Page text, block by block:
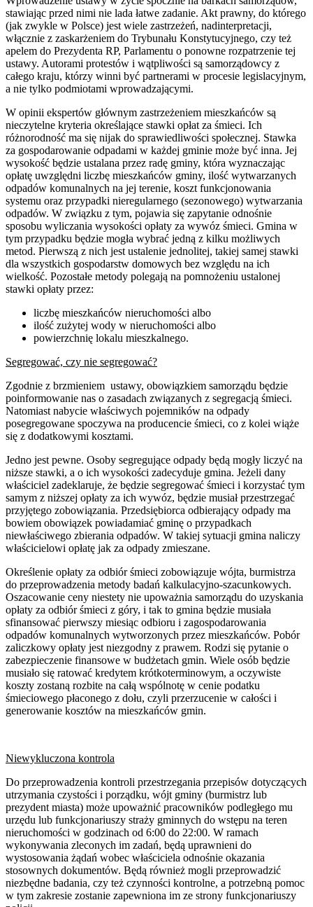
stawiając przed nimi nie lada łatwe zadanie. Akt prawny, do którego
(jak zwykle w Polsce) jest wiele zastrzeżeń, nadinterpretacji,
włącznie z zaskarżeniem do Trybunału Konstytucyjnego, czy też
apelem do Prezydenta RP, Parlamentu o ponowne rozpatrzenie tej
ustawy. Autorami protestów i wątpliwości są samorządowcy z
całego kraju, którzy winni być partnerami w procesie legislacyjnym,
a nie tylko podmiotami wprowadzającymi.
W opinii ekspertów głównym zastrzeżeniem mieszkańców są
nieczytelne kryteria określające stawki opłat za śmieci. Ich
różnorodność ma się nijak do sprawiedliwości społecznej. Stawka
za gospodarowanie odpadami w każdej gminie może być inna. Jej
wysokość będzie ustalana przez radę gminy, która wyznaczając
opłatę uwzględni liczbę mieszkańców gminy, ilość wytwarzanych
odpadów komunalnych na jej terenie, koszt funkcjonowania
systemu oraz przypadki nieregularnego (sezonowego) wytwarzania
odpadów. W związku z tym, pojawia się zapytanie odnośnie
sposobu wyliczania wysokości opłaty za wywóz śmieci. Gmina w
tym przypadku będzie mogła wybrać jedną z kilku możliwych
metod. Pierwszą z nich jest ustalenie jednolitej, takiej samej stawki
dla wszystkich gospodarstw domowych bez względu na ich
wielkość. Pozostałe metody polegają na pomnożeniu ustalonej
stawki opłaty przez:
liczbę mieszkańców nieruchomości albo
ilość zużytej wody w nieruchomości albo
powierzchnię lokalu mieszkalnego.
Segregować, czy nie segregować?
Zgodnie z brzmieniem ustawy, obowiązkiem samorządu będzie
poinformowanie nas o zasadach związanych z segregacją śmieci.
Natomiast nabycie właściwych pojemników na odpady
posegregowane spoczywa na producencie śmieci, co z kolei wiąże
się z dodatkowymi kosztami.
Jedno jest pewne. Osoby segregujące odpady będą mogły liczyć na
niższe stawki, a o ich wysokości zadecyduje gmina. Jeżeli dany
właściciel zadeklaruje, że będzie segregować śmieci i korzystać tym
samym z niższej opłaty za ich wywóz, będzie musiał przestrzegać
przyjętego zobowiązania. Przedsiębiorca odbierający odpady ma
bowiem obowiązek powiadamiać gminę o przypadkach
niewłaściwego zbierania odpadów. W takiej sytuacji gmina naliczy
właścicielowi opłatę jak za odpady zmieszane.
Określenie opłaty za odbiór śmieci zobowiązuje wójta, burmistrza
do przeprowadzenia metody badań kalkulacyjno-szacunkowych.
Oszacowanie ceny niestety nie upoważnia samorządu do uzyskania
opłaty za odbiór śmieci z góry, i tak to gmina będzie musiała
sfinansować pierwszy miesiąc odbioru i zagospodarowania
odpadów komunalnych wytworzonych przez mieszkańców. Pobór
zaliczkowy opłaty jest niezgodny z prawem. Rodzi się pytanie o
zabezpieczenie finansowe w budżetach gmin. Wiele osób będzie
musiało się ratować kredytem krótkoterminowym, a oczywiste
koszty zostaną rozbite na całą wspólnotę w cenie podatku
śmieciowego płaconego z dołu, czyli przerzucenie w całości i
generowanie kosztów na mieszkańców gmin.
Niewykluczona kontrola
Do przeprowadzenia kontroli przestrzegania przepisów dotyczących
utrzymania czystości i porządku, wójt gminy (burmistrz lub
prezydent miasta) może upoważnić pracowników podległego mu
urzędu lub funkcjonariuszy straży gminnych do wstępu na teren
nieruchomości w godzinach od 6:00 do 22:00. W ramach
wykonywania zleconych im zadań, będą uprawnieni do
wystosowania żądań wobec właściciela odnośnie okazania
stosownych dokumentów. Będą również mogli przeprowadzić
niezbędne badania, czy też czynności kontrolne, a potrzebną pomoc
w tym zakresie zostanie zapewniona im ze strony funkcjonariuszy